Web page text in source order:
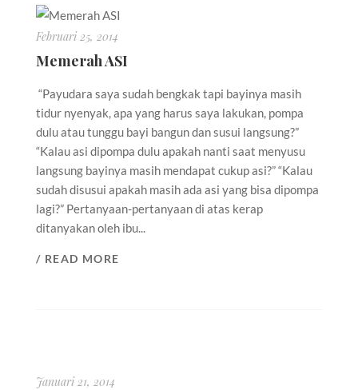
Februari 25, 2014
Memerah ASI
“Payudara saya sudah bengkak tapi bayinya masih
tidur nyenyak, apa yang harus saya lakukan, pompa
dulu atau tunggu bayi bangun dan susui langsung?”
“Kalau asi dipompa dulu apakah nanti saat menyusu
langsung bayinya masih mendapat cukup asi?” “Kalau
sudah disusui apakah masih ada asi yang bisa dipompa
lagi?” Pertanyaan-pertanyaan di atas kerap
ditanyakan oleh ibu...
/ READ MORE
Januari 21, 2014